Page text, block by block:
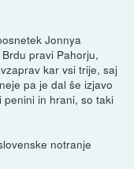
Jonnya
pravi Pahorju,
kar vsi trije, saj
pa je dal še izjavo
penini in hrani, so taki
notranje